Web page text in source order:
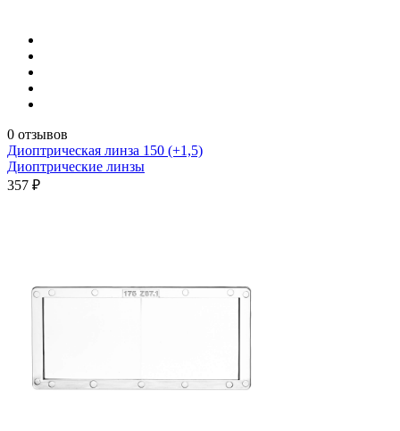
0 отзывов
Диоптрическая линза 150 (+1,5)
Диоптрические линзы
357 ₽